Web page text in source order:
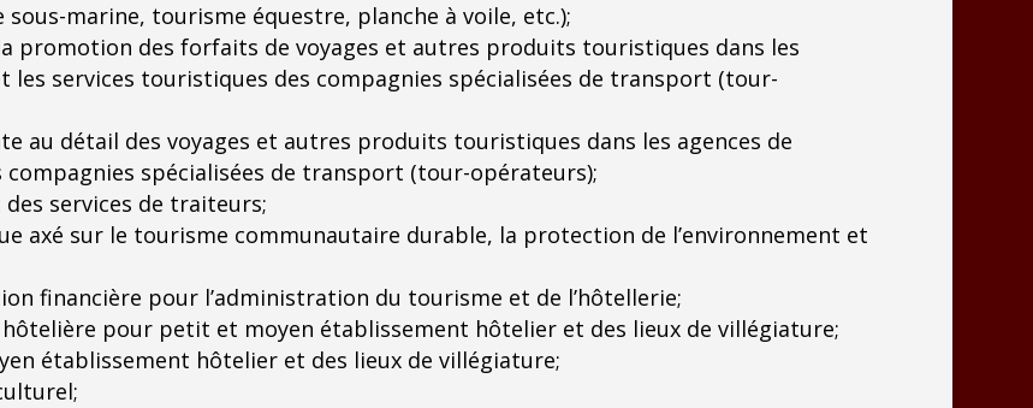
marine, tourisme équestre, planche à voile, etc.);
promotion des forfaits de voyages et autres produits touristiques dans les
les services touristiques des compagnies spécialisées de transport (tour-
au détail des voyages et autres produits touristiques dans les agences de
spécialisées de transport (tour-opérateurs);
services de traiteurs;
axé sur le tourisme communautaire durable, la protection de l’environnement et
financière pour l’administration du tourisme et de l’hôtellerie;
pour petit et moyen établissement hôtelier et des lieux de villégiature;
établissement hôtelier et des lieux de villégiature;